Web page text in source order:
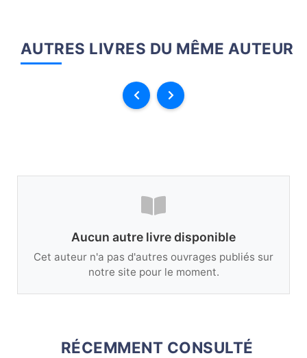
AUTRES LIVRES DU MÊME AUTEUR
Aucun autre livre disponible
Cet auteur n'a pas d'autres ouvrages publiés sur
notre site pour le moment.
RÉCEMMENT CONSULTÉ